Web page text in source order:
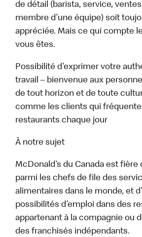
de détail (barista, service,
membre d’une équipe) soit
appréciée. Mais ce qui compte
vous êtes.
Possibilité d’exprimer votre
travail – bienvenue aux
de tout horizon et de toute
comme les clients qui
restaurants chaque jour
À notre sujet
McDonald’s du Canada est fière
parmi les chefs de file des
alimentaires dans le monde, et
possibilités d’emploi dans des
appartenant à la compagnie ou
des franchisés indépendants.